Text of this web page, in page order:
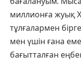
миллионға жуық
тұлғалармен
мен үшін ғана
бағытталған